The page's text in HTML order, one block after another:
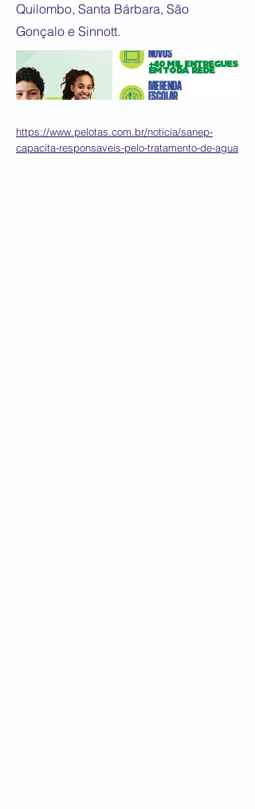
Quilombo, Santa Bárbara, São
Gonçalo e Sinnott.
https://www.pelotas.com.br/noticia/sanep-
capacita-responsaveis-pelo-tratamento-de-agua